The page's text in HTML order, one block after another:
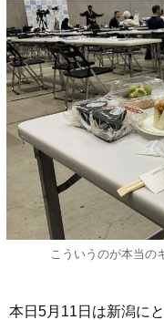
こういうのが本当の
本日5月11日は新潟に